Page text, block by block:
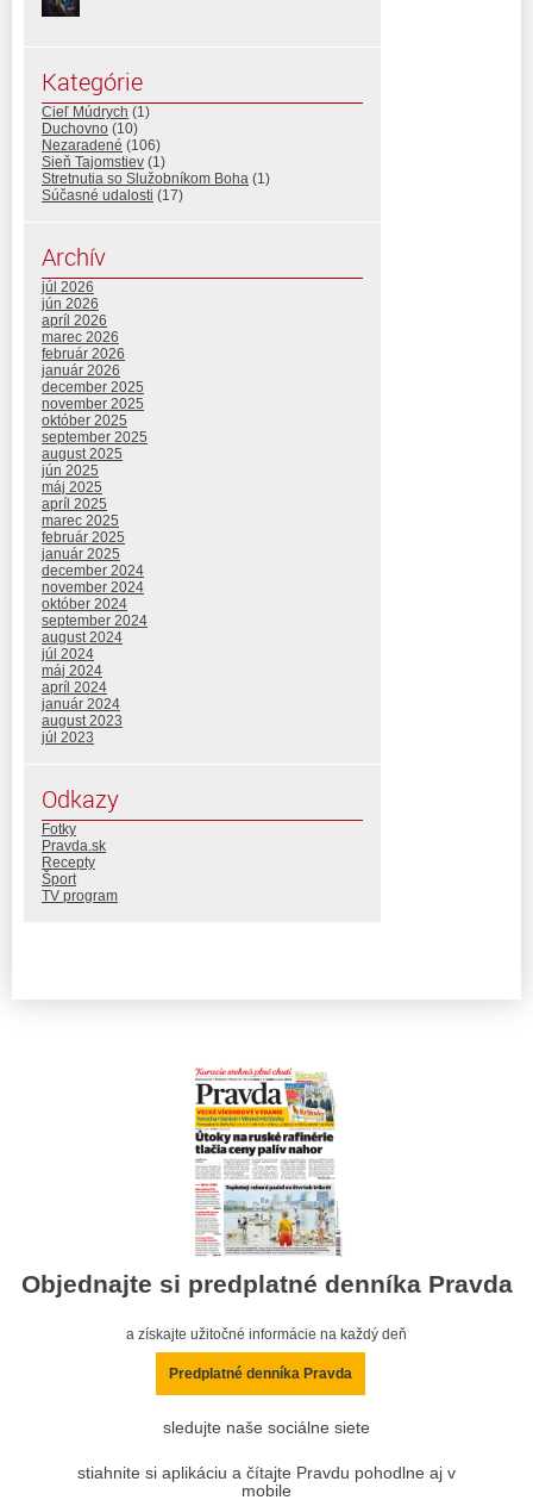
Kategórie
Cieľ Múdrych (1)
Duchovno (10)
Nezaradené (106)
Sieň Tajomstiev (1)
Stretnutia so Služobníkom Boha (1)
Súčasné udalosti (17)
Archív
júl 2026
jún 2026
apríl 2026
marec 2026
február 2026
január 2026
december 2025
november 2025
október 2025
september 2025
august 2025
jún 2025
máj 2025
apríl 2025
marec 2025
február 2025
január 2025
december 2024
november 2024
október 2024
september 2024
august 2024
júl 2024
máj 2024
apríl 2024
január 2024
august 2023
júl 2023
Odkazy
Fotky
Pravda.sk
Recepty
Šport
TV program
Objednajte si predplatné denníka Pravda
a získajte užitočné informácie na každý deň
Predplatné denníka Pravda
sledujte naše sociálne siete
stiahnite si aplikáciu a čítajte Pravdu pohodlne aj v
mobile